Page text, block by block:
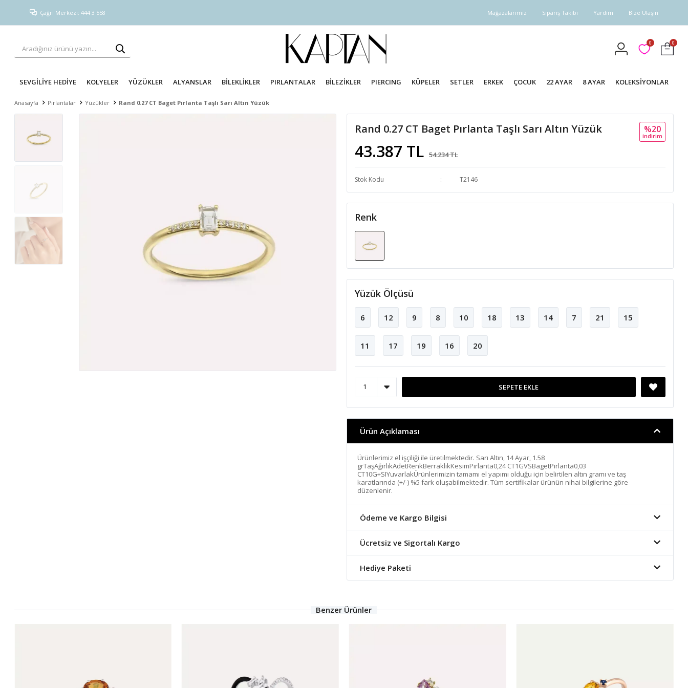
Çağrı Merkezi: 444 3 558 Mağazalarımız Sipariş Takibi Yardım Bize Ulaşın
0 0
SEVGİLİYE HEDİYE KOLYELER YÜZÜKLER ALYANSLAR BİLEKLİKLER PIRLANTALAR BİLEZİKLER PIERCING KÜPELER SETLER ERKEK ÇOCUK 22 AYAR 8 AYAR KOLEKSİYONLAR
Anasayfa Pırlantalar Yüzükler Rand 0.27 CT Baget Pırlanta Taşlı Sarı Altın Yüzük
Rand 0.27 CT Baget Pırlanta Taşlı Sarı Altın Yüzük
43.387 TL 54.234 TL
%20
i̇ndi̇ri̇m
Stok Kodu T2146
Renk
Yüzük Ölçüsü
6 12 9 8 10 18 13 14 7 21 15
11 17 19 16 20
SEPETE EKLE
Ürün Açıklaması
Ürünlerimiz el işçiliği ile üretilmektedir. Sarı Altın, 14 Ayar, 1.58
grTaşAğırlıkAdetRenkBerraklıkKesimPırlanta0,24 CT1GVSBagetPırlanta0,03
CT10G+SIYuvarlakÜrünlerimizin tamamı el yapımı olduğu için belirtilen altın gramı ve taş
karatlarında (+/-) %5 fark oluşabilmektedir. Tüm sertifikalar ürünün nihai bilgilerine göre
düzenlenir.
Ödeme ve Kargo Bilgisi
Ücretsiz ve Sigortalı Kargo
Hediye Paketi
Benzer Ürünler